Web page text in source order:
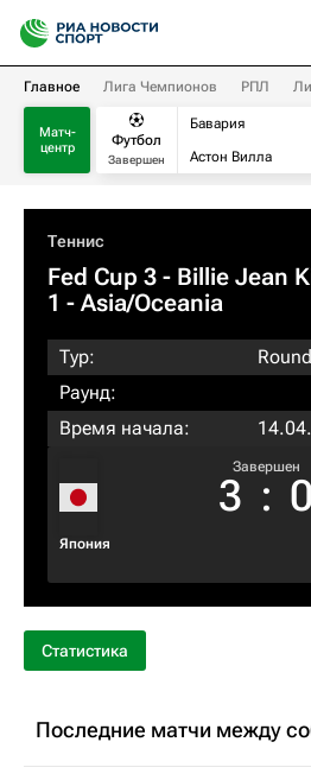
Главное Лига Чемпионов РПЛ
Матч-
центр
Футбол
Завершен
Бавария
Астон Вилла
Теннис
Fed Cup 3 - Billie Jean
1 - Asia/Oceania
Тур:
Раунд:
Время начала:
Япония
Завершен
3 : 0
Статистика
Последние матчи между